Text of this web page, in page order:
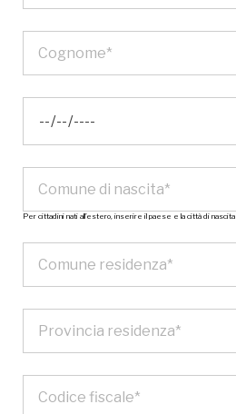
Per cittadini nati all’estero, inserire il paese e la città di nascita